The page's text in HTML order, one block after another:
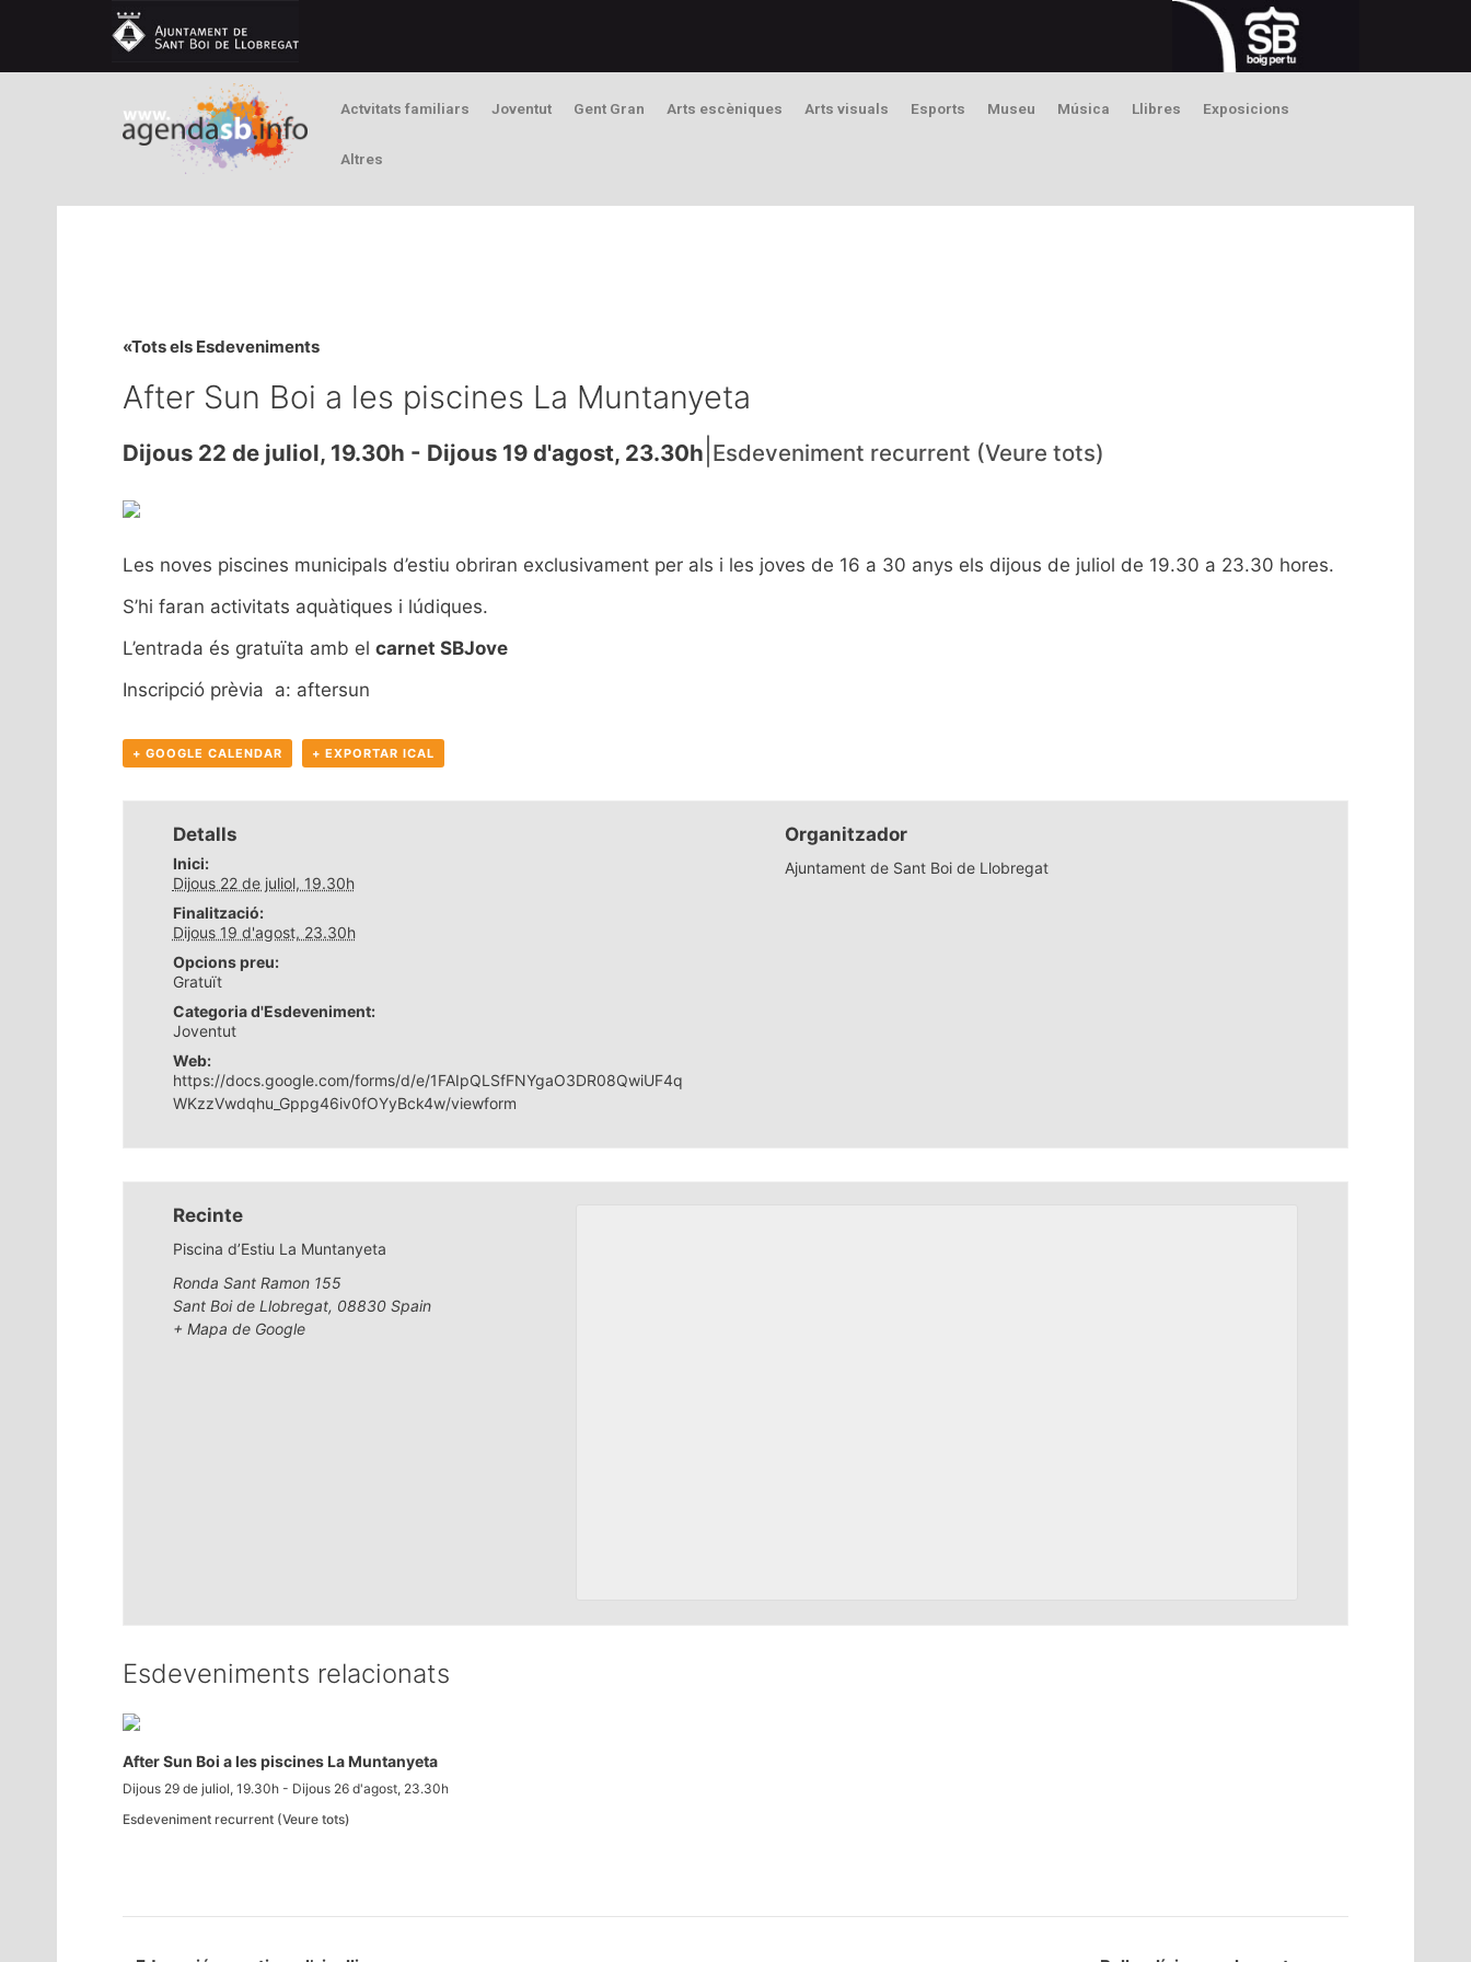
Actvitats familiars Joventut Gent Gran Arts escèniques Arts visuals Esports Museu Música Llibres Exposicions
Altres
«Tots els Esdeveniments
After Sun Boi a les piscines La Muntanyeta
Dijous 22 de juliol, 19.30h - Dijous 19 d'agost, 23.30h Esdeveniment recurrent (Veure tots)
Les noves piscines municipals d’estiu obriran exclusivament per als i les joves de 16 a 30 anys els dijous de juliol de 19.30 a 23.30 hores.
S’hi faran activitats aquàtiques i lúdiques.
L’entrada és gratuïta amb el carnet SBJove
Inscripció prèvia a: aftersun
+ GOOGLE CALENDAR + EXPORTAR ICAL
Detalls
Inici:
Dijous 22 de juliol, 19.30h
Finalització:
Dijous 19 d'agost, 23.30h
Opcions preu:
Gratuït
Categoria d'Esdeveniment:
Joventut
Web:
https://docs.google.com/forms/d/e/1FAIpQLSfFNYgaO3DR08QwiUF4q
WKzzVwdqhu_Gppg46iv0fOYyBck4w/viewform
Organitzador
Ajuntament de Sant Boi de Llobregat
Recinte
Piscina d’Estiu La Muntanyeta
Ronda Sant Ramon 155
Sant Boi de Llobregat, 08830 Spain
+ Mapa de Google
Esdeveniments relacionats
After Sun Boi a les piscines La Muntanyeta
Dijous 29 de juliol, 19.30h - Dijous 26 d'agost, 23.30h
Esdeveniment recurrent (Veure tots)